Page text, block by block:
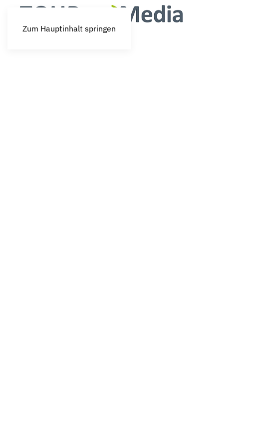
Zum Hauptinhalt springen